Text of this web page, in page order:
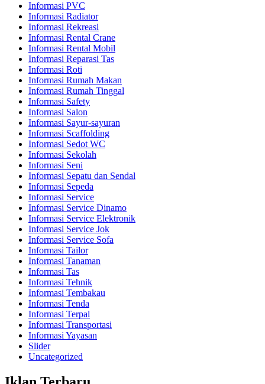
Informasi PVC
Informasi Radiator
Informasi Rekreasi
Informasi Rental Crane
Informasi Rental Mobil
Informasi Reparasi Tas
Informasi Roti
Informasi Rumah Makan
Informasi Rumah Tinggal
Informasi Safety
Informasi Salon
Informasi Sayur-sayuran
Informasi Scaffolding
Informasi Sedot WC
Informasi Sekolah
Informasi Seni
Informasi Sepatu dan Sendal
Informasi Sepeda
Informasi Service
Informasi Service Dinamo
Informasi Service Elektronik
Informasi Service Jok
Informasi Service Sofa
Informasi Tailor
Informasi Tanaman
Informasi Tas
Informasi Tehnik
Informasi Tembakau
Informasi Tenda
Informasi Terpal
Informasi Transportasi
Informasi Yayasan
Slider
Uncategorized